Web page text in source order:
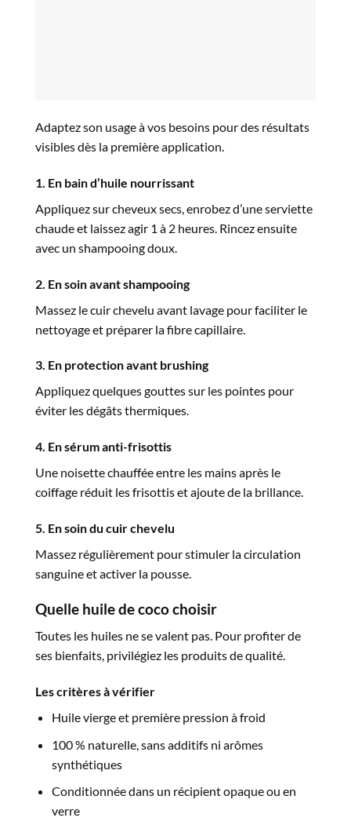
Adaptez son usage à vos besoins pour des résultats
visibles dès la première application.
1. En bain d’huile nourrissant
Appliquez sur cheveux secs, enrobez d’une serviette
chaude et laissez agir 1 à 2 heures. Rincez ensuite
avec un shampooing doux.
2. En soin avant shampooing
Massez le cuir chevelu avant lavage pour faciliter le
nettoyage et préparer la fibre capillaire.
3. En protection avant brushing
Appliquez quelques gouttes sur les pointes pour
éviter les dégâts thermiques.
4. En sérum anti-frisottis
Une noisette chauffée entre les mains après le
coiffage réduit les frisottis et ajoute de la brillance.
5. En soin du cuir chevelu
Massez régulièrement pour stimuler la circulation
sanguine et activer la pousse.
Quelle huile de coco choisir
Toutes les huiles ne se valent pas. Pour profiter de
ses bienfaits, privilégiez les produits de qualité.
Les critères à vérifier
Huile vierge et première pression à froid
100 % naturelle, sans additifs ni arômes
synthétiques
Conditionnée dans un récipient opaque ou en
verre